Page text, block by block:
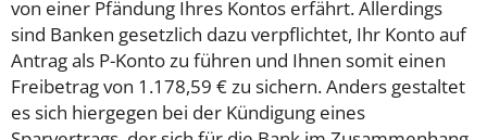
von einer Pfändung Ihres Kontos erfährt. Allerdings
sind Banken gesetzlich dazu verpflichtet, Ihr Konto auf
Antrag als P-Konto zu führen und Ihnen somit einen
Freibetrag von 1.178,59 € zu sichern. Anders gestaltet
es sich hiergegen bei der Kündigung eines